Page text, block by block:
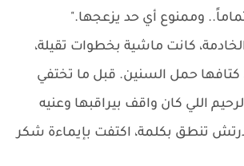
تماماً.. وممنوع أي حد يزعجها."
كانت ماشية بخطوات تقيلة،
كتافها حمل السنين. قبل ما تختفي
اللي كان واقف بيراقبها وعنيه
تنطق بكلمة، اكتفت بإيماءة شكر